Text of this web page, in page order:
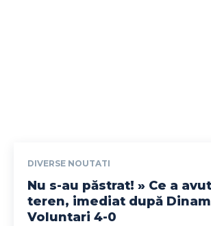
DIVERSE NOUTATI
Nu s-au păstrat! » Ce a
teren, imediat după
Voluntari 4-0